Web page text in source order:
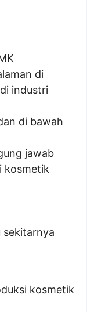
di
industri
di bawah
jawab
kosmetik
sekitarnya
kosmetik